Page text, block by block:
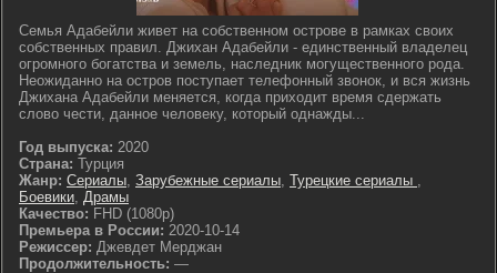
Семья Адабейли живет на собственном острове в рамках своих
собственных правил. Джихан Адабейли - единственный владелец
огромного богатства и земель, наследник могущественного рода.
Неожиданно на остров поступает телефонный звонок, и вся жизнь
Джихана Адабейли меняется, когда приходит время сдержать
слово чести, данное человеку, который однажды...
Год выпуска: 2020
Страна: Турция
Жанр: Сериалы, Зарубежные сериалы, Турецкие сериалы ,
Боевики, Драмы
Качество: FHD (1080p)
Премьера в России: 2020-10-14
Режиссер: Джевдет Мерджан
Продолжительность: —